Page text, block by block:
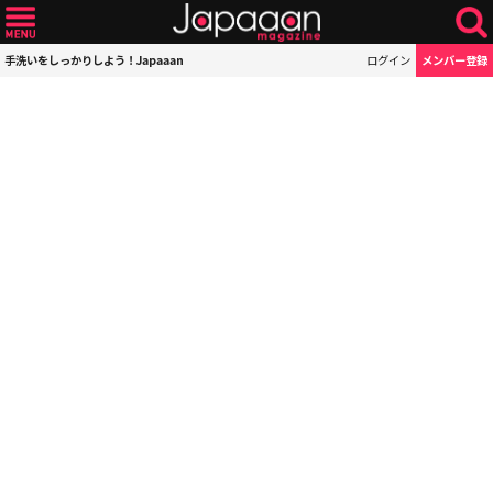
手洗いをしっかりしよう！Japaaan ログイン メンバー登録